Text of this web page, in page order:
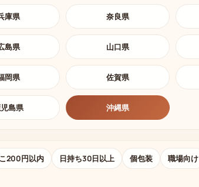
庫県 奈良県
島県 山口県
岡県 佐賀県
島県 沖縄県
200円以内 日持ち30日以上 個包装 職場向け